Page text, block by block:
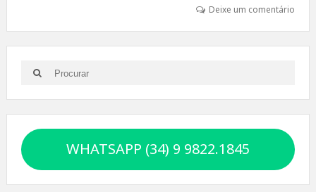
Deixe um comentário
Search
for:
Search
WHATSAPP (34) 9 9822.1845